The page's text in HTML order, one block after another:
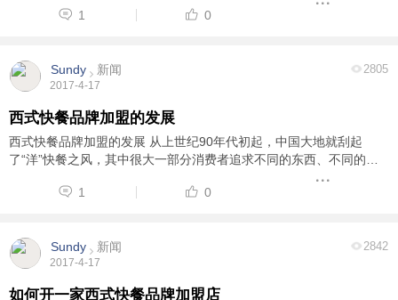
些短信批量删除，仿佛根本没有欠款一样 ...
1 0
Sundy 新闻
2017-4-17
2805
西式快餐品牌加盟的发展
西式快餐品牌加盟的发展 从上世纪90年代初起，中国大地就刮起
了“洋”快餐之风，其中很大一部分消费者追求不同的东西、不同的文
化、不同的享受。而且随着生活水平的提高和消费能力的增加，更加
刺激了消费者的多样化需求。后期伴随着我 ...
1 0
Sundy 新闻
2017-4-17
2842
如何开一家西式快餐品牌加盟店